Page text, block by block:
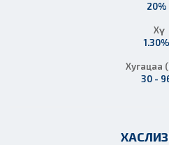
20%
Хүү
1.30%
Хугацаа
30 -